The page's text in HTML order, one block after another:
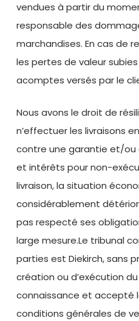
vendues à partir du
responsable des
marchandises. En cas de
les pertes de valeur
acomptes versés par le
Nous avons le droit de
n’effectuer les livraisons
contre une garantie et/ou
et intérêts pour non-
livraison, la situation
considérablement
pas respecté ses
large mesure.Le tribunal
parties est Diekirch, sans
création ou d’exécution
connaissance et accepté
conditions générales de